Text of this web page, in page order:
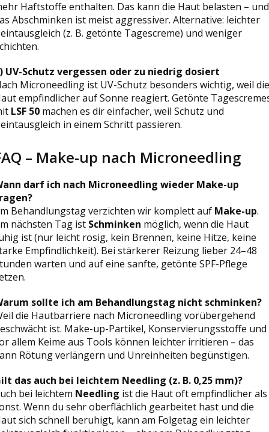
Haftstoffe enthalten. Das kann die Haut belasten – und
Abschminken ist meist aggressiver. Alternative: leichter
(z. B. getönte Tagescreme) und weniger
UV-Schutz vergessen oder zu niedrig dosiert
Microneedling ist UV-Schutz besonders wichtig, weil die
empfindlicher auf Sonne reagiert. Getönte
LSF 50 machen es dir einfacher, weil Schutz und
in einem Schritt passieren.
– Make-up nach Microneedling
darf ich nach Microneedling wieder Make-up
Behandlungstag verzichten wir komplett auf Make-up.
nächsten Tag ist Schminken möglich, wenn die Haut
ist (nur leicht rosig, kein Brennen, keine Hitze, keine
Empfindlichkeit). Bei stärkerer Reizung lieber 24–48
warten und auf eine sanfte, getönte SPF-Pflege
sollte ich am Behandlungstag nicht schminken?
die Hautbarriere nach Microneedling vorübergehend
ist. Make-up-Partikel, Konservierungsstoffe und
allem Keime aus Tools können leichter irritieren – das
Rötung verlängern und Unreinheiten begünstigen.
das auch bei leichtem Needling (z. B. 0,25 mm)?
bei leichtem Needling ist die Haut oft empfindlicher als
Wenn du sehr oberflächlich gearbeitet hast und die
sich schnell beruhigt, kann am Folgetag ein leichter